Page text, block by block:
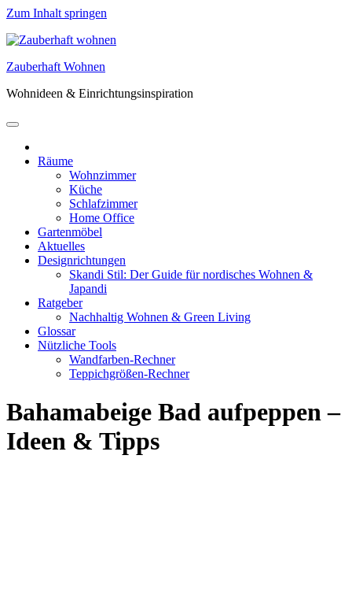
Zum Inhalt springen
Zauberhaft Wohnen
Wohnideen & Einrichtungsinspiration
Räume
Wohnzimmer
Küche
Schlafzimmer
Home Office
Gartenmöbel
Aktuelles
Designrichtungen
Skandi Stil: Der Guide für nordisches Wohnen &
Japandi
Ratgeber
Nachhaltig Wohnen & Green Living
Glossar
Nützliche Tools
Wandfarben-Rechner
Teppichgrößen-Rechner
Bahamabeige Bad aufpeppen –
Ideen & Tipps